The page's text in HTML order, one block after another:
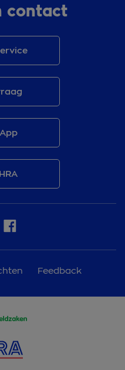
contact
Feedback